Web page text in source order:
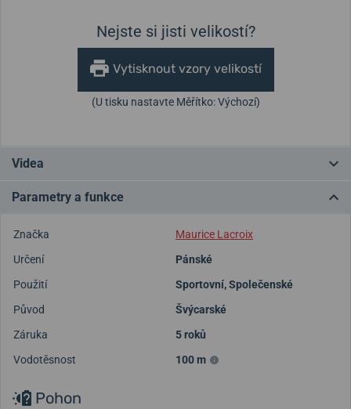
Nejste si jisti velikostí?
Vytisknout vzory velikostí
(U tisku nastavte Měřítko: Výchozí)
Videa
Parametry a funkce
Značka
Maurice Lacroix
Určení
Pánské
Použití
Sportovní,Společenské
Původ
Švýcarské
Záruka
5 roků
Vodotěsnost
100 m
Pohon